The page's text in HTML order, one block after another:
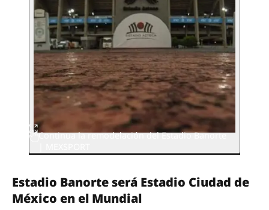
Continua la remodelación del Estadio Banorte
Estadio Banorte será Estadio Ciudad de
México en el Mundial